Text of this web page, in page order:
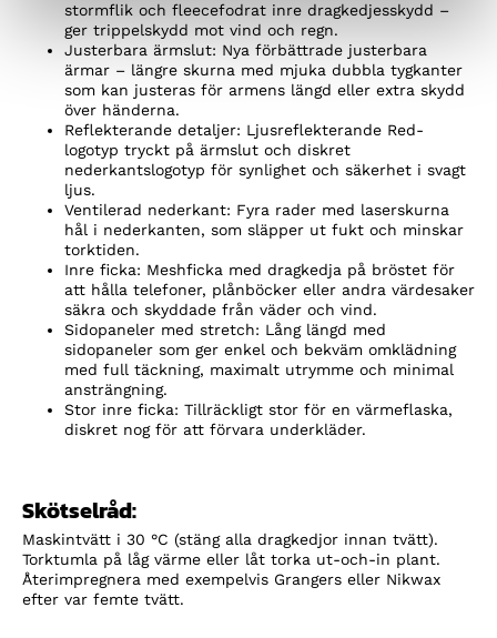
stormflik och fleecefodrat inre dragkedjesskydd –
ger trippelskydd mot vind och regn.
Justerbara ärmslut: Nya förbättrade justerbara
ärmar – längre skurna med mjuka dubbla tygkanter
som kan justeras för armens längd eller extra skydd
över händerna.
Reflekterande detaljer: Ljusreflekterande Red-
logotyp tryckt på ärmslut och diskret
nederkantslogotyp för synlighet och säkerhet i svagt
ljus.
Ventilerad nederkant: Fyra rader med laserskurna
hål i nederkanten, som släpper ut fukt och minskar
torktiden.
Inre ficka: Meshficka med dragkedja på bröstet för
att hålla telefoner, plånböcker eller andra värdesaker
säkra och skyddade från väder och vind.
Sidopaneler med stretch: Lång längd med
sidopaneler som ger enkel och bekväm omklädning
med full täckning, maximalt utrymme och minimal
ansträngning.
Stor inre ficka: Tillräckligt stor för en värmeflaska,
diskret nog för att förvara underkläder.
Skötselråd:
Maskintvätt i 30 °C (stäng alla dragkedjor innan tvätt).
Torktumla på låg värme eller låt torka ut-och-in plant.
Återimpregnera med exempelvis Grangers eller Nikwax
efter var femte tvätt.